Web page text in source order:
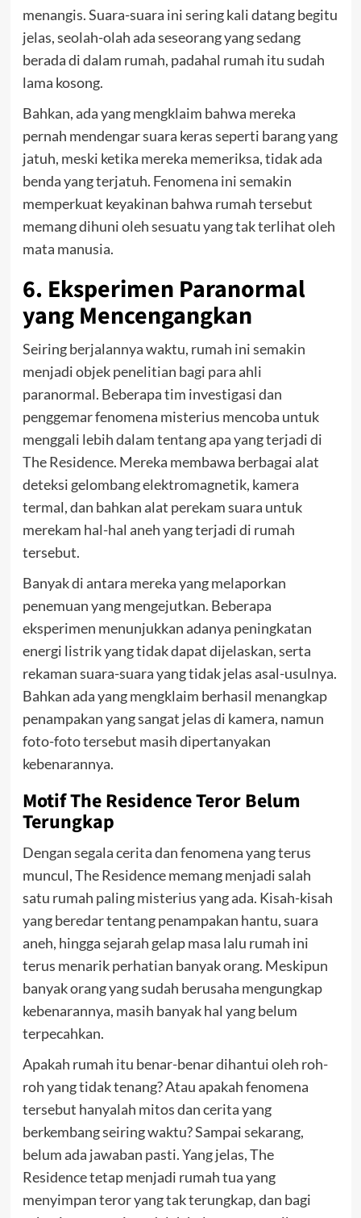
menangis. Suara-suara ini sering kali datang begitu
jelas, seolah-olah ada seseorang yang sedang
berada di dalam rumah, padahal rumah itu sudah
lama kosong.
Bahkan, ada yang mengklaim bahwa mereka
pernah mendengar suara keras seperti barang yang
jatuh, meski ketika mereka memeriksa, tidak ada
benda yang terjatuh. Fenomena ini semakin
memperkuat keyakinan bahwa rumah tersebut
memang dihuni oleh sesuatu yang tak terlihat oleh
mata manusia.
6. Eksperimen Paranormal
yang Mencengangkan
Seiring berjalannya waktu, rumah ini semakin
menjadi objek penelitian bagi para ahli
paranormal. Beberapa tim investigasi dan
penggemar fenomena misterius mencoba untuk
menggali lebih dalam tentang apa yang terjadi di
The Residence. Mereka membawa berbagai alat
deteksi gelombang elektromagnetik, kamera
termal, dan bahkan alat perekam suara untuk
merekam hal-hal aneh yang terjadi di rumah
tersebut.
Banyak di antara mereka yang melaporkan
penemuan yang mengejutkan. Beberapa
eksperimen menunjukkan adanya peningkatan
energi listrik yang tidak dapat dijelaskan, serta
rekaman suara-suara yang tidak jelas asal-usulnya.
Bahkan ada yang mengklaim berhasil menangkap
penampakan yang sangat jelas di kamera, namun
foto-foto tersebut masih dipertanyakan
kebenarannya.
Motif The Residence Teror Belum
Terungkap
Dengan segala cerita dan fenomena yang terus
muncul, The Residence memang menjadi salah
satu rumah paling misterius yang ada. Kisah-kisah
yang beredar tentang penampakan hantu, suara
aneh, hingga sejarah gelap masa lalu rumah ini
terus menarik perhatian banyak orang. Meskipun
banyak orang yang sudah berusaha mengungkap
kebenarannya, masih banyak hal yang belum
terpecahkan.
Apakah rumah itu benar-benar dihantui oleh roh-
roh yang tidak tenang? Atau apakah fenomena
tersebut hanyalah mitos dan cerita yang
berkembang seiring waktu? Sampai sekarang,
belum ada jawaban pasti. Yang jelas, The
Residence tetap menjadi rumah tua yang
menyimpan teror yang tak terungkap, dan bagi